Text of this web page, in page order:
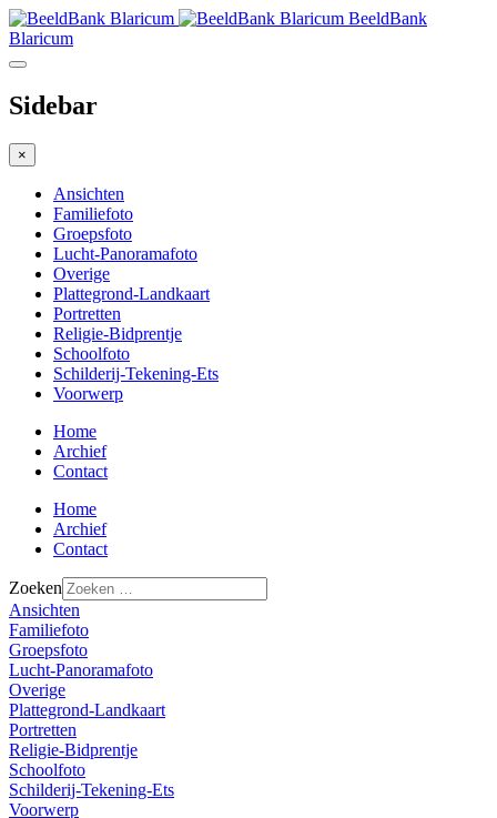
BeeldBank
Blaricum
Sidebar
×
Ansichten
Familiefoto
Groepsfoto
Lucht-Panoramafoto
Overige
Plattegrond-Landkaart
Portretten
Religie-Bidprentje
Schoolfoto
Schilderij-Tekening-Ets
Voorwerp
Home
Archief
Contact
Home
Archief
Contact
Zoeken
Ansichten
Familiefoto
Groepsfoto
Lucht-Panoramafoto
Overige
Plattegrond-Landkaart
Portretten
Religie-Bidprentje
Schoolfoto
Schilderij-Tekening-Ets
Voorwerp